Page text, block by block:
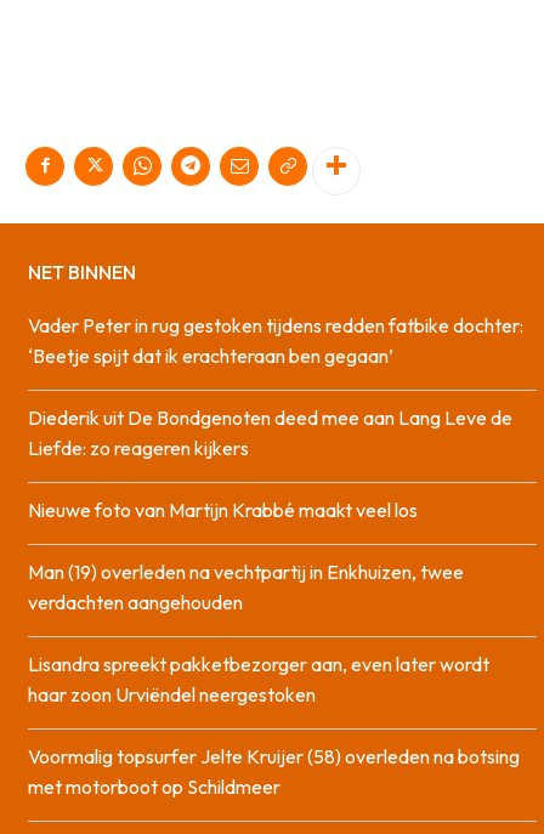
NET BINNEN
Vader Peter in rug gestoken tijdens redden fatbike dochter:
‘Beetje spijt dat ik erachteraan ben gegaan’
Diederik uit De Bondgenoten deed mee aan Lang Leve de
Liefde: zo reageren kijkers
Nieuwe foto van Martijn Krabbé maakt veel los
Man (19) overleden na vechtpartij in Enkhuizen, twee
verdachten aangehouden
Lisandra spreekt pakketbezorger aan, even later wordt
haar zoon Urviëndel neergestoken
Voormalig topsurfer Jelte Kruijer (58) overleden na botsing
met motorboot op Schildmeer